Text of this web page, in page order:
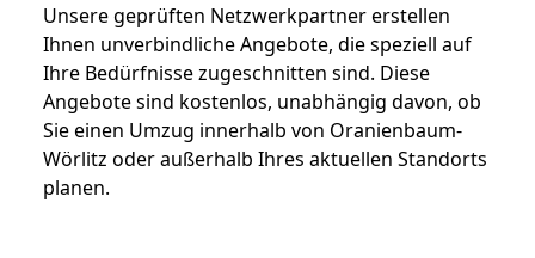
Unsere geprüften Netzwerkpartner erstellen
Ihnen unverbindliche Angebote, die speziell auf
Ihre Bedürfnisse zugeschnitten sind. Diese
Angebote sind kostenlos, unabhängig davon, ob
Sie einen Umzug innerhalb von Oranienbaum-
Wörlitz oder außerhalb Ihres aktuellen Standorts
planen.